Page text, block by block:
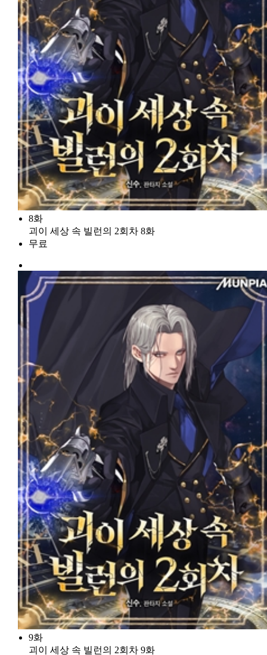
8화
괴이 세상 속 빌런의 2회차 8화
무료
9화
괴이 세상 속 빌런의 2회차 9화